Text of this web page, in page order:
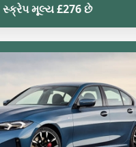
સ્ક્રેપ મૂલ્ય £276 છે